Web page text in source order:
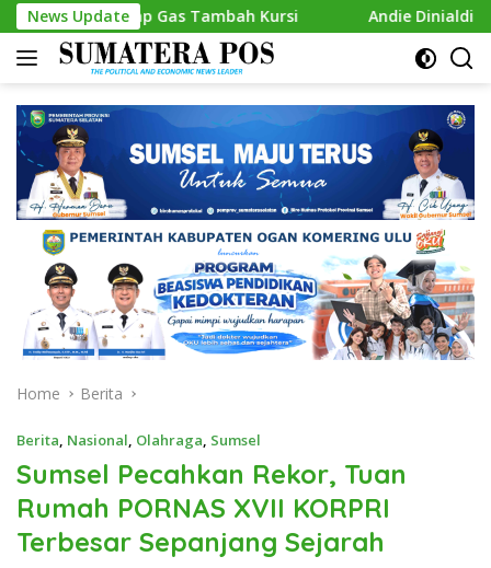
Skip
to
content
News Update
Gas Tambah Kursi Andie Dinialdie Kembalikan
Home Berita
Berita, Nasional, Olahraga, Sumsel
Sumsel Pecahkan Rekor, Tuan
Rumah PORNAS XVII KORPRI
Terbesar Sepanjang Sejarah